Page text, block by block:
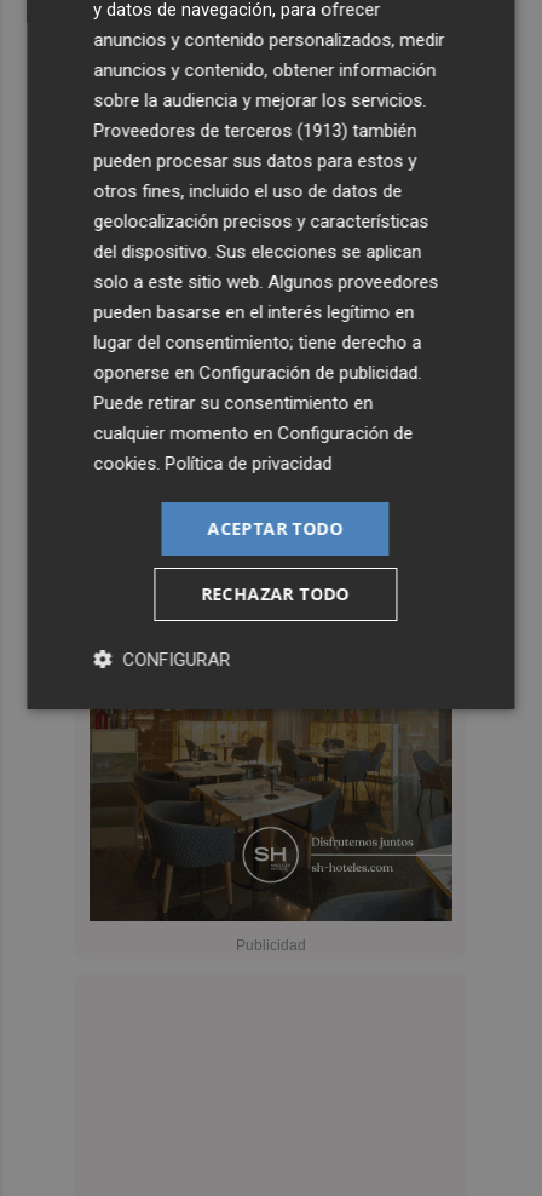
y datos de navegación, para ofrecer
anuncios y contenido personalizados, medir
anuncios y contenido, obtener información
sobre la audiencia y mejorar los servicios.
Proveedores de terceros (1913) también
pueden procesar sus datos para estos y
otros fines, incluido el uso de datos de
geolocalización precisos y características
del dispositivo. Sus elecciones se aplican
solo a este sitio web. Algunos proveedores
pueden basarse en el interés legítimo en
lugar del consentimiento; tiene derecho a
oponerse enConfiguración de publicidad
Puede retirar su consentimiento en
cualquier momento enConfiguración de
cookies .Política de privacidad
ACEPTAR TODO
RECHAZAR TODO
CONFIGURAR